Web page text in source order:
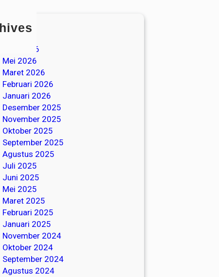
Juni 2026
Mei 2026
Maret 2026
Februari 2026
Januari 2026
Desember 2025
November 2025
Oktober 2025
September 2025
Agustus 2025
Juli 2025
Juni 2025
Mei 2025
Maret 2025
Februari 2025
Januari 2025
November 2024
Oktober 2024
September 2024
Agustus 2024